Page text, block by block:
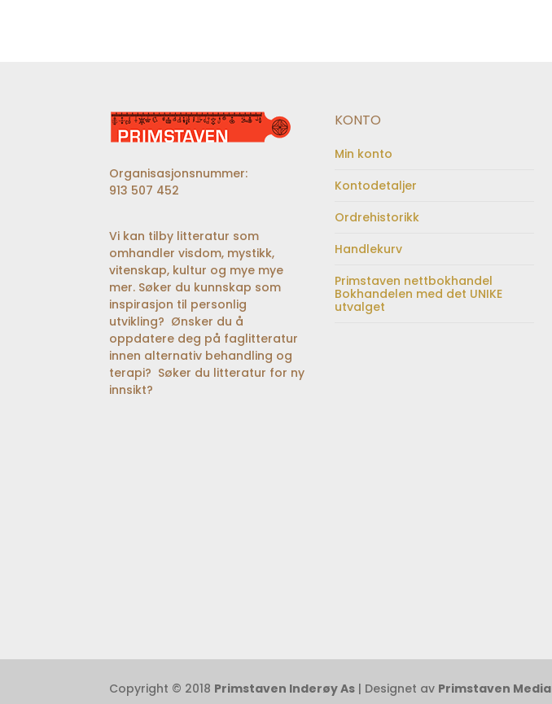
Organisasjonsnummer:
913 507 452
Vi kan tilby litteratur som
omhandler visdom, mystikk,
vitenskap, kultur og mye mye
mer. Søker du kunnskap som
inspirasjon til personlig
utvikling? Ønsker du å
oppdatere deg på faglitteratur
innen alternativ behandling og
terapi? Søker du litteratur for ny
innsikt?
KONTO
Min konto
Kontodetaljer
Ordrehistorikk
Handlekurv
Primstaven nettbokhandel
Bokhandelen med det UNIKE
utvalget
Copyright © 2018 Primstaven Inderøy As | Designet av Primstaven Media